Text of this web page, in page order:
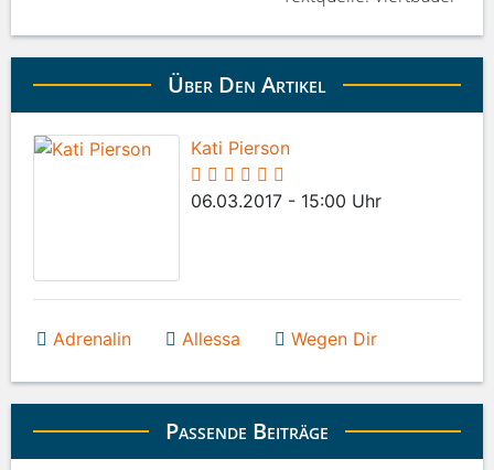
Über Den Artikel
Kati Pierson
06.03.2017 - 15:00 Uhr
Adrenalin Allessa Wegen Dir
Passende Beiträge